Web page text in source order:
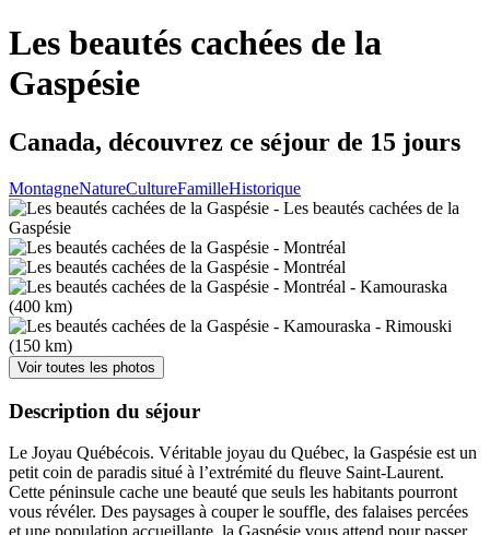
Les beautés cachées de la
Gaspésie
Canada, découvrez ce séjour de 15 jours
MontagneNatureCultureFamilleHistorique
Voir toutes les photos
Description du séjour
Le Joyau Québécois. Véritable joyau du Québec, la Gaspésie est un
petit coin de paradis situé à l’extrémité du fleuve Saint-Laurent.
Cette péninsule cache une beauté que seuls les habitants pourront
vous révéler. Des paysages à couper le souffle, des falaises percées